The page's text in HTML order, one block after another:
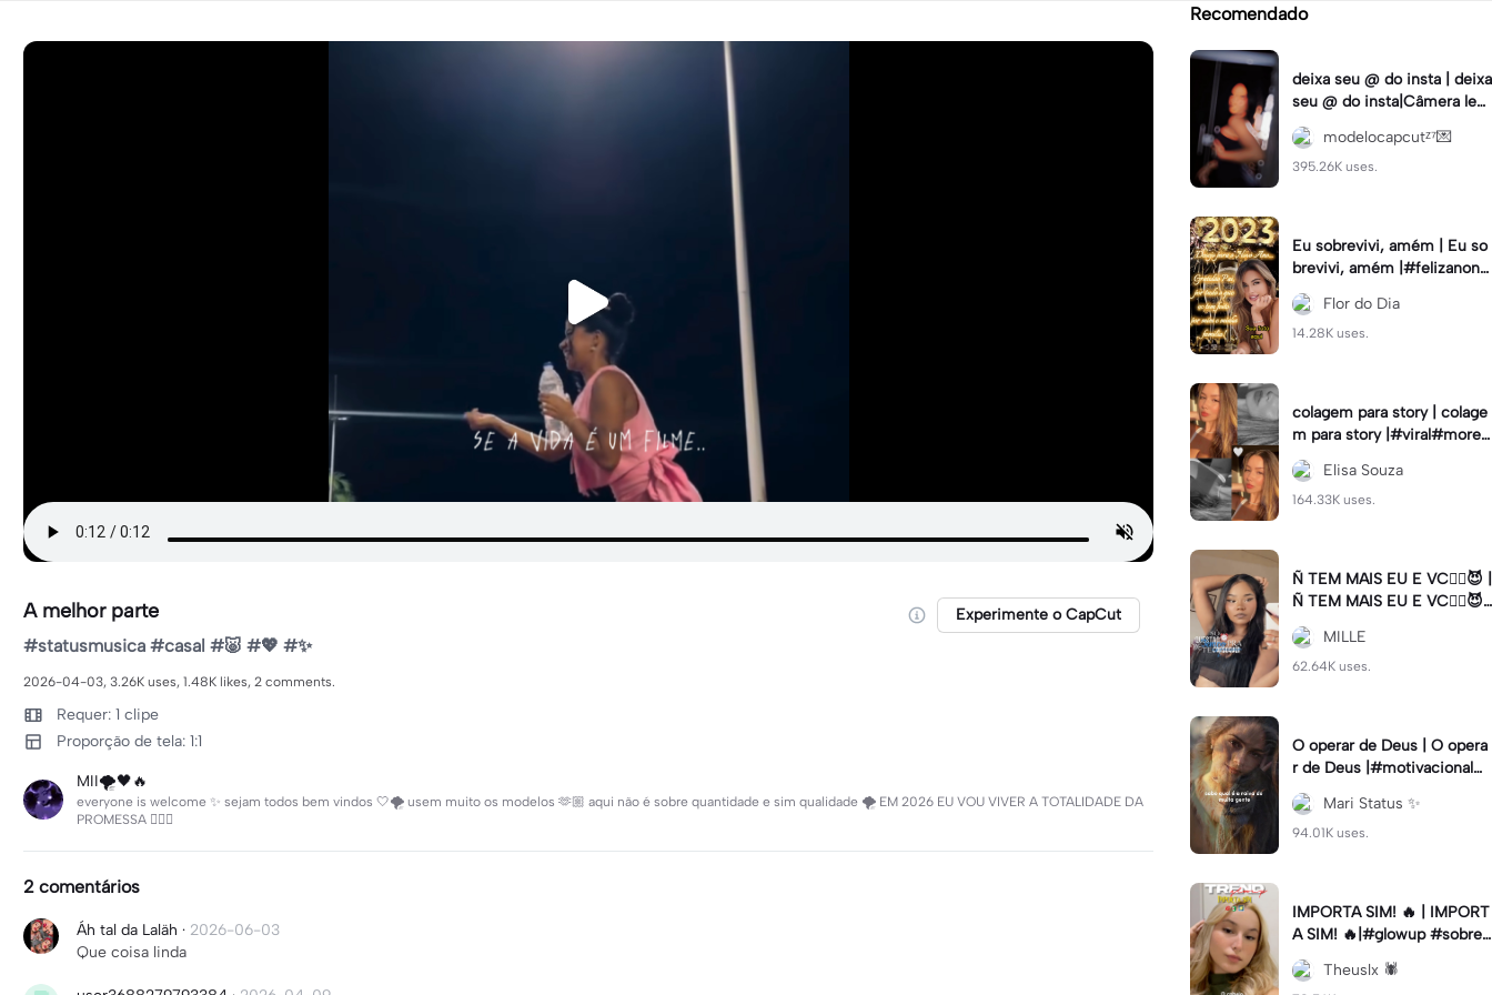
A melhor parte Experimente o CapCut
#statusmusica #casal #🐷 #💖 #✨
2026-04-03, 3.26K uses, 1.48K likes, 2 comments.
Requer: 1 clipe
Proporção de tela: 1:1
MII🌪🖤🔥
everyone is welcome ✨ sejam todos bem vindos 🤍🌪 usem muito os modelos 🫶🏼 aqui não é sobre quantidade e sim qualidade 🌪 EM 2026 EU VOU VIVER A TOTALIDADE DA
PROMESSA ❤️‍🔥✨
2 comentários
Áh tal da Laläh · 2026-06-03
Que coisa linda
Recomendado
deixa seu @ do insta | deixa
seu @ do insta|Câmera lent
a #fyp #viral #trend #fyp
ツ⁠
modelocapcutᶻ⁷💌
395.26K uses.
Eu sobrevivi, amém | Eu so
brevivi, amém |#felizanono
#feliz2023
Flor do Dia
14.28K uses.
colagem para story | colage
m para story |#viral#moren
a#instastory#colagemdefo
tos#instaElisa Souza
164.33K uses.
Ñ TEM MAIS EU E VC😮‍💨😈 |
Ñ TEM MAIS EU E VC😮‍💨😈|
#naotemmaiseuevc #letras
dinamica #slow
MILLE
62.64K uses.
O operar de Deus | O opera
r de Deus |#motivacional#
deus#cristao#fe#viral
Mari Status ✨️
94.01K uses.
IMPORTA SIM! 🔥 | IMPORT
A SIM! 🔥|#glowup #sobre
mim #viralcut #importasi
m ✨ Theuslx 🕷️